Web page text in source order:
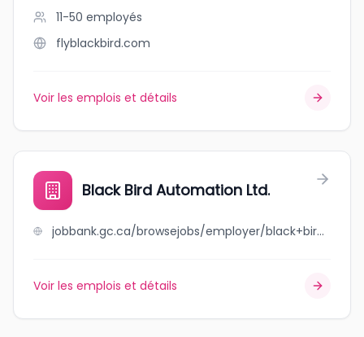
11-50 employés
flyblackbird.com
Voir les emplois et détails
Black Bird Automation Ltd.
jobbank.gc.ca/browsejobs/employer/black+bird+automation+ltd./ca
Voir les emplois et détails